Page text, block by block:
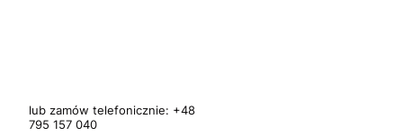
lub zamów telefonicznie: +48
795 157 040